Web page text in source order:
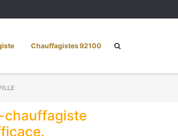
Chauffagistes 92100
chauffagiste